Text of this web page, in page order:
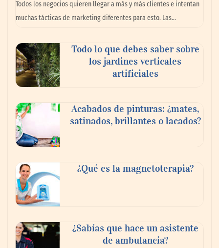
planear viajes en México
buscan proyectar talento mexicano y
fortalecer el turismo médico
Todos los negocios quieren llegar a más y más clientes e intentan
muchas tácticas de marketing diferentes para esto. Las…
Todo lo que debes saber sobre
los jardines verticales
artificiales
Acabados de pinturas: ¿mates,
satinados, brillantes o lacados?
¿Qué es la magnetoterapia?
¿Sabías que hace un asistente
de ambulancia?